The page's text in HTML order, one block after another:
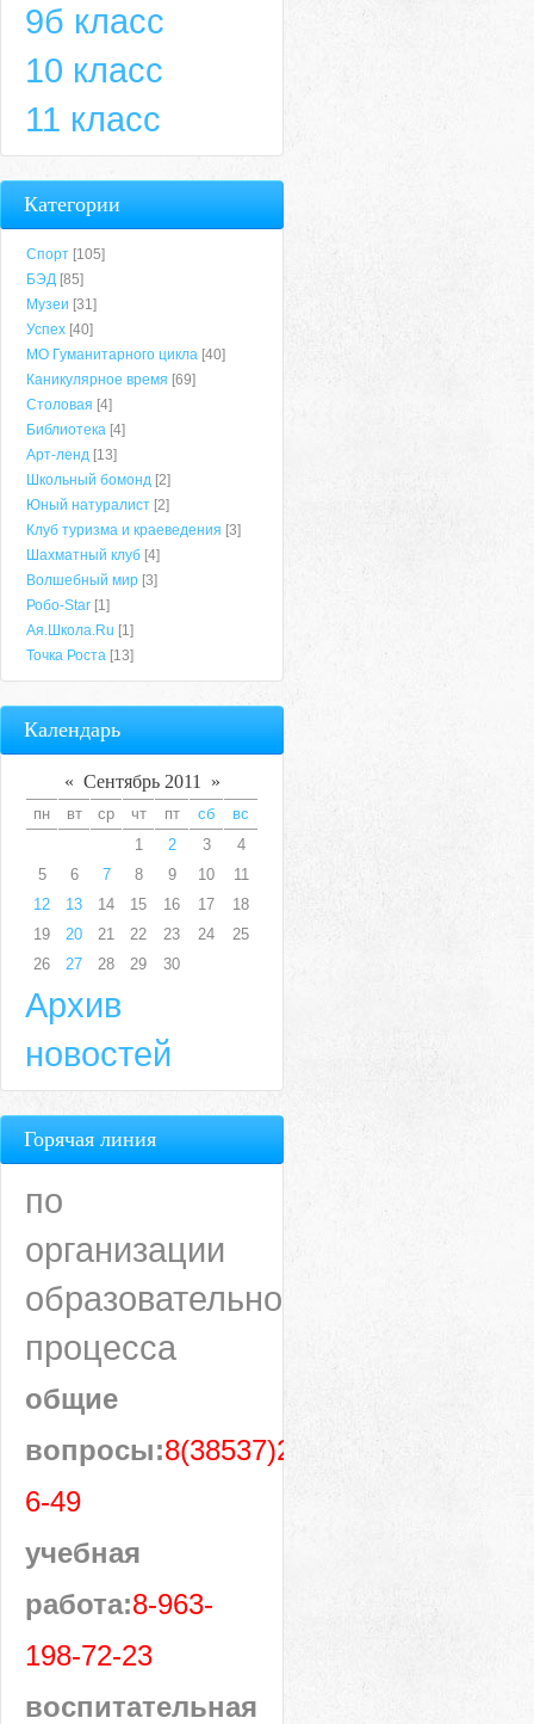
9б класс
10 класс
11 класс
Категории
Спорт [105]
БЭД [85]
Музеи [31]
Успех [40]
МО Гуманитарного цикла [40]
Каникулярное время [69]
Столовая [4]
Библиотека [4]
Арт-ленд [13]
Школьный бомонд [2]
Юный натуралист [2]
Клуб туризма и краеведения [3]
Шахматный клуб [4]
Волшебный мир [3]
Робо-Star [1]
Ая.Школа.Ru [1]
Точка Роста [13]
Календарь
« Сентябрь 2011 »
пн вт ср чт пт сб
вс
1
2 3
4
5
6 7 8 9 10
11
12
13 14 15 16 17
18
19
20 21 22 23 24
25
26
27 28 29 30
Архив
новостей
Горячая линия
по
организации
образовательного
процесса
общие
вопросы:8(38537)28-
6-49
учебная
работа:8-963-
198-72-23
воспитательная